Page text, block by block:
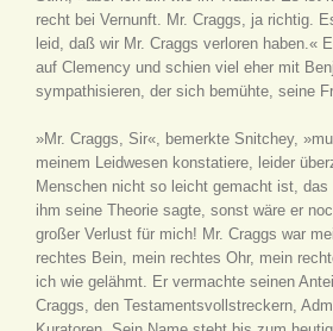
recht bei Vernunft. Mr. Craggs, ja richtig.
leid, daß wir Mr. Craggs verloren haben.«
auf Clemency und schien viel eher mit
sympathisieren, der sich bemühte, seine
»Mr. Craggs, Sir«, bemerkte Snitchey,
meinem Leidwesen konstatiere, leider
Menschen nicht so leicht gemacht ist,
ihm seine Theorie sagte, sonst wäre er
großer Verlust für mich! Mr. Craggs war
rechtes Bein, mein rechtes Ohr, mein
ich wie gelähmt. Er vermachte seinen
Craggs, den Testamentsvollstreckern,